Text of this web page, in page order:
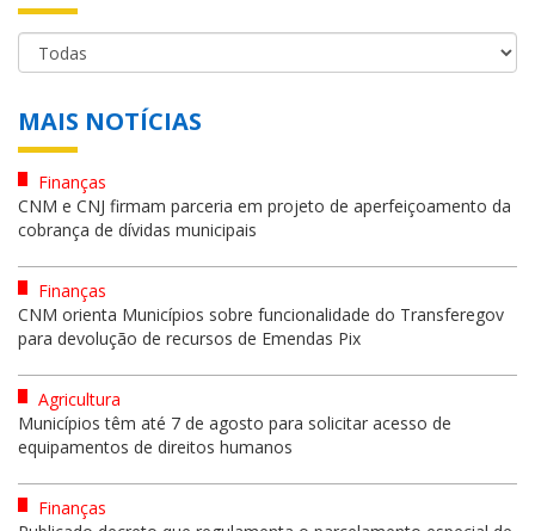
MAIS NOTÍCIAS
Finanças
CNM e CNJ firmam parceria em projeto de aperfeiçoamento da
cobrança de dívidas municipais
Finanças
CNM orienta Municípios sobre funcionalidade do Transferegov
para devolução de recursos de Emendas Pix
Agricultura
Municípios têm até 7 de agosto para solicitar acesso de
equipamentos de direitos humanos
Finanças